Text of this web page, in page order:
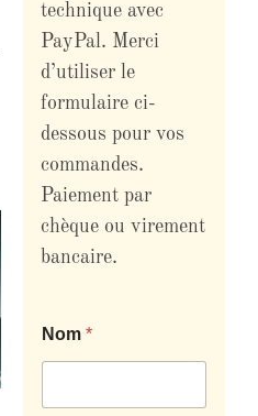
technique avec
PayPal. Merci
d’utiliser le
formulaire ci-
dessous pour vos
commandes.
Paiement par
chèque ou virement
bancaire.
Nom *